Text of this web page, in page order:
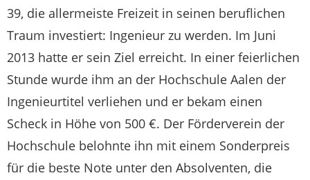
39, die allermeiste Freizeit in seinen beruflichen
Traum investiert: Ingenieur zu werden. Im Juni
2013 hatte er sein Ziel erreicht. In einer feierlichen
Stunde wurde ihm an der Hochschule Aalen der
Ingenieurtitel verliehen und er bekam einen
Scheck in Höhe von 500 €. Der Förderverein der
Hochschule belohnte ihn mit einem Sonderpreis
für die beste Note unter den Absolventen, die